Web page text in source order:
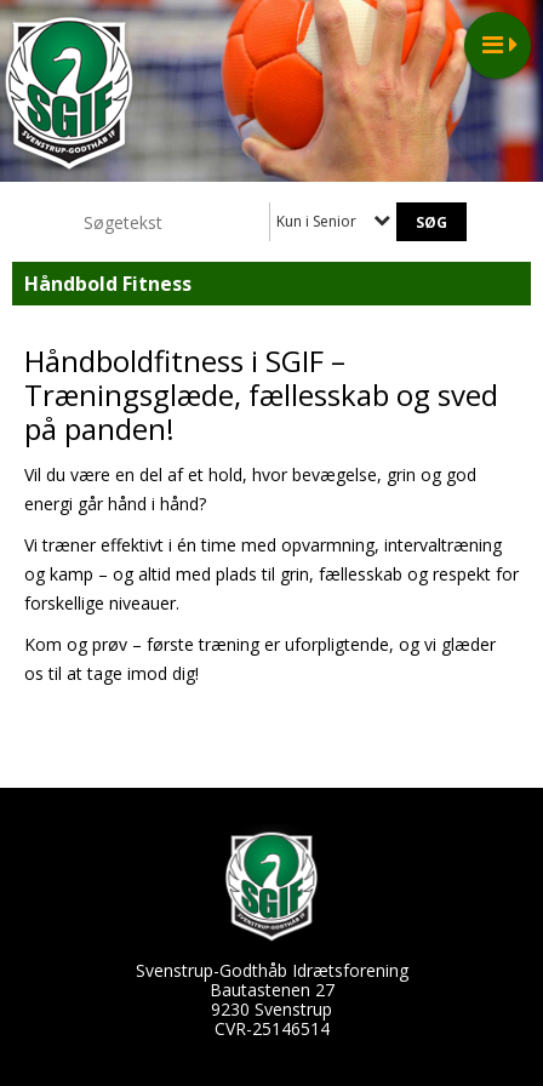
Kun i Senior
Håndbold Fitness
Håndboldfitness i SGIF –
Træningsglæde, fællesskab og sved
på panden!
Vil du være en del af et hold, hvor bevægelse, grin og god
energi går hånd i hånd?
Vi træner effektivt i én time med opvarmning, intervaltræning
og kamp – og altid med plads til grin, fællesskab og respekt for
forskellige niveauer.
Kom og prøv – første træning er uforpligtende, og vi glæder
os til at tage imod dig!
Svenstrup-Godthåb Idrætsforening
Bautastenen 27
9230 Svenstrup
CVR-25146514